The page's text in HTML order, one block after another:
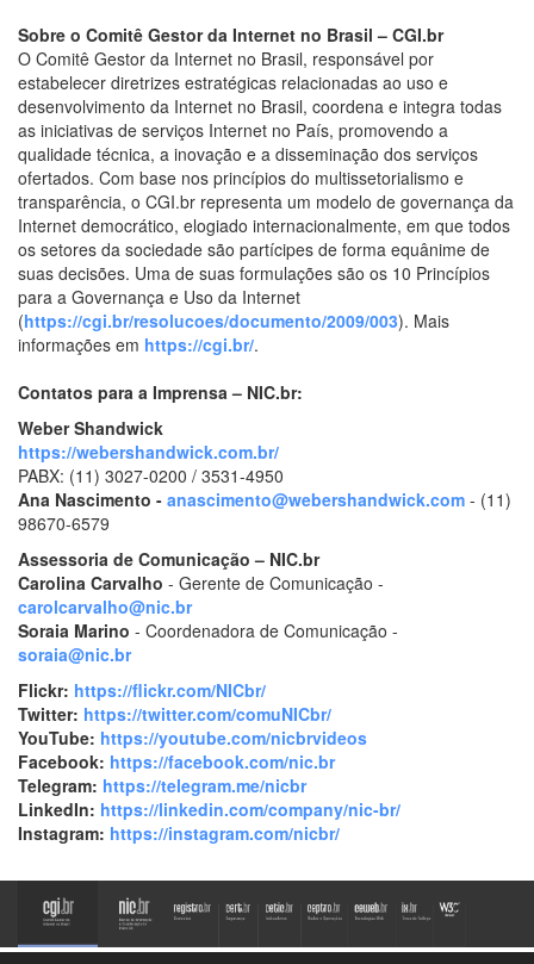
Sobre o Comitê Gestor da Internet no Brasil – CGI.br
O Comitê Gestor da Internet no Brasil, responsável por
estabelecer diretrizes estratégicas relacionadas ao uso e
desenvolvimento da Internet no Brasil, coordena e integra todas
as iniciativas de serviços Internet no País, promovendo a
qualidade técnica, a inovação e a disseminação dos serviços
ofertados. Com base nos princípios do multissetorialismo e
transparência, o CGI.br representa um modelo de governança da
Internet democrático, elogiado internacionalmente, em que todos
os setores da sociedade são partícipes de forma equânime de
suas decisões. Uma de suas formulações são os 10 Princípios
para a Governança e Uso da Internet
(https://cgi.br/resolucoes/documento/2009/003). Mais
informações em https://cgi.br/.
Contatos para a Imprensa – NIC.br:
Weber Shandwick
https://webershandwick.com.br/
PABX: (11) 3027-0200 / 3531-4950
Ana Nascimento - anascimento@webershandwick.com - (11)
98670-6579
Assessoria de Comunicação – NIC.br
Carolina Carvalho - Gerente de Comunicação -
carolcarvalho@nic.br
Soraia Marino - Coordenadora de Comunicação -
soraia@nic.br
Flickr: https://flickr.com/NICbr/
Twitter: https://twitter.com/comuNICbr/
YouTube: https://youtube.com/nicbrvideos
Facebook: https://facebook.com/nic.br
Telegram: https://telegram.me/nicbr
LinkedIn: https://linkedin.com/company/nic-br/
Instagram: https://instagram.com/nicbr/